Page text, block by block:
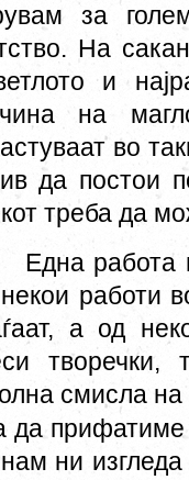
за
На
и
на
во
да постои
треба да
Една
работи
а од
творечки,
смисла
да прифатиме
ни изгледа